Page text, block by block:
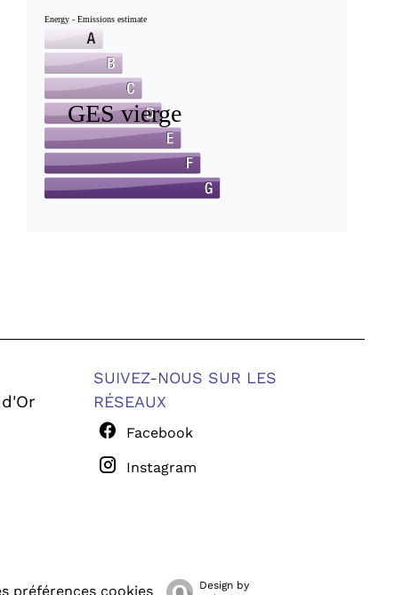
SUIVEZ-NOUS SUR LES
RÉSEAUX
Facebook
Instagram
préférences cookies
Design by